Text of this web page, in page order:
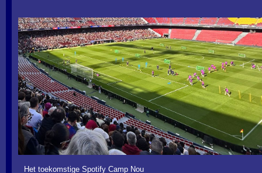
Het toekomstige Spotify Camp Nou